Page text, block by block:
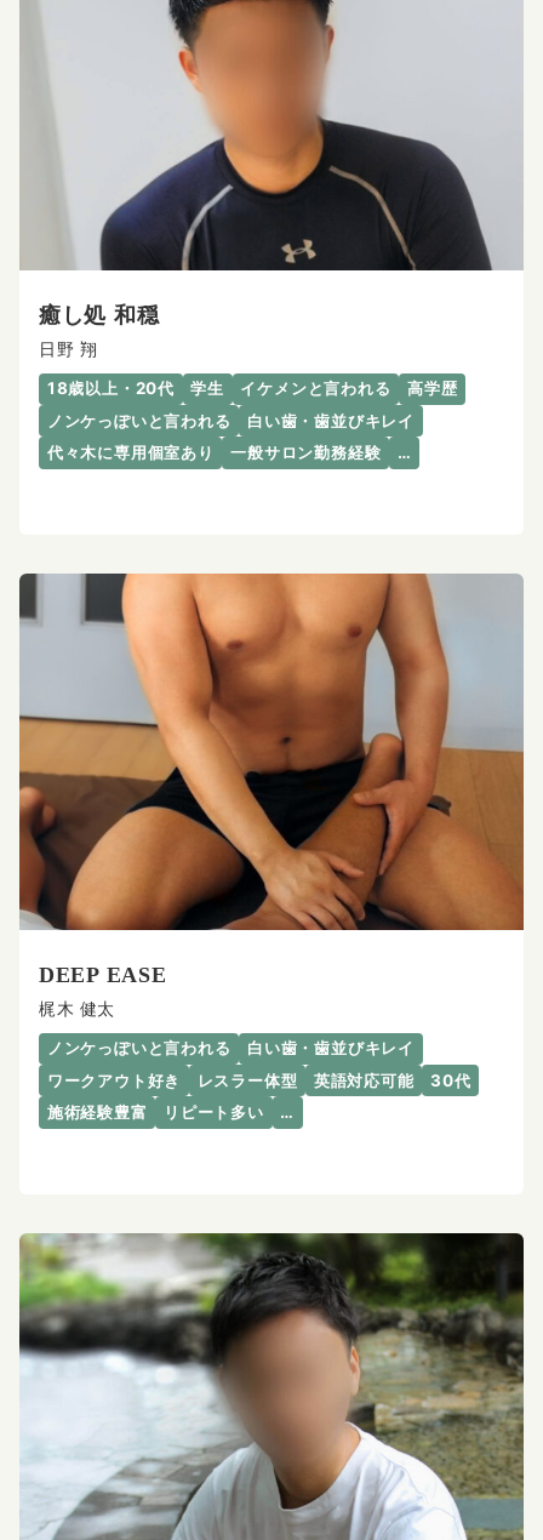
癒し処 和穏
日野 翔
18歳以上・20代 学生 イケメンと言われる
高学歴
ノンケっぽいと言われる
白い歯・歯並びキレイ
代々木に専用個室あり
一般サロン勤務経験 …
DEEP EASE
梶木 健太
ノンケっぽいと言われる
白い歯・歯並びキレイ
ワークアウト好き
レスラー体型 英語対応可能
30代
施術経験豊富
リピート多い …